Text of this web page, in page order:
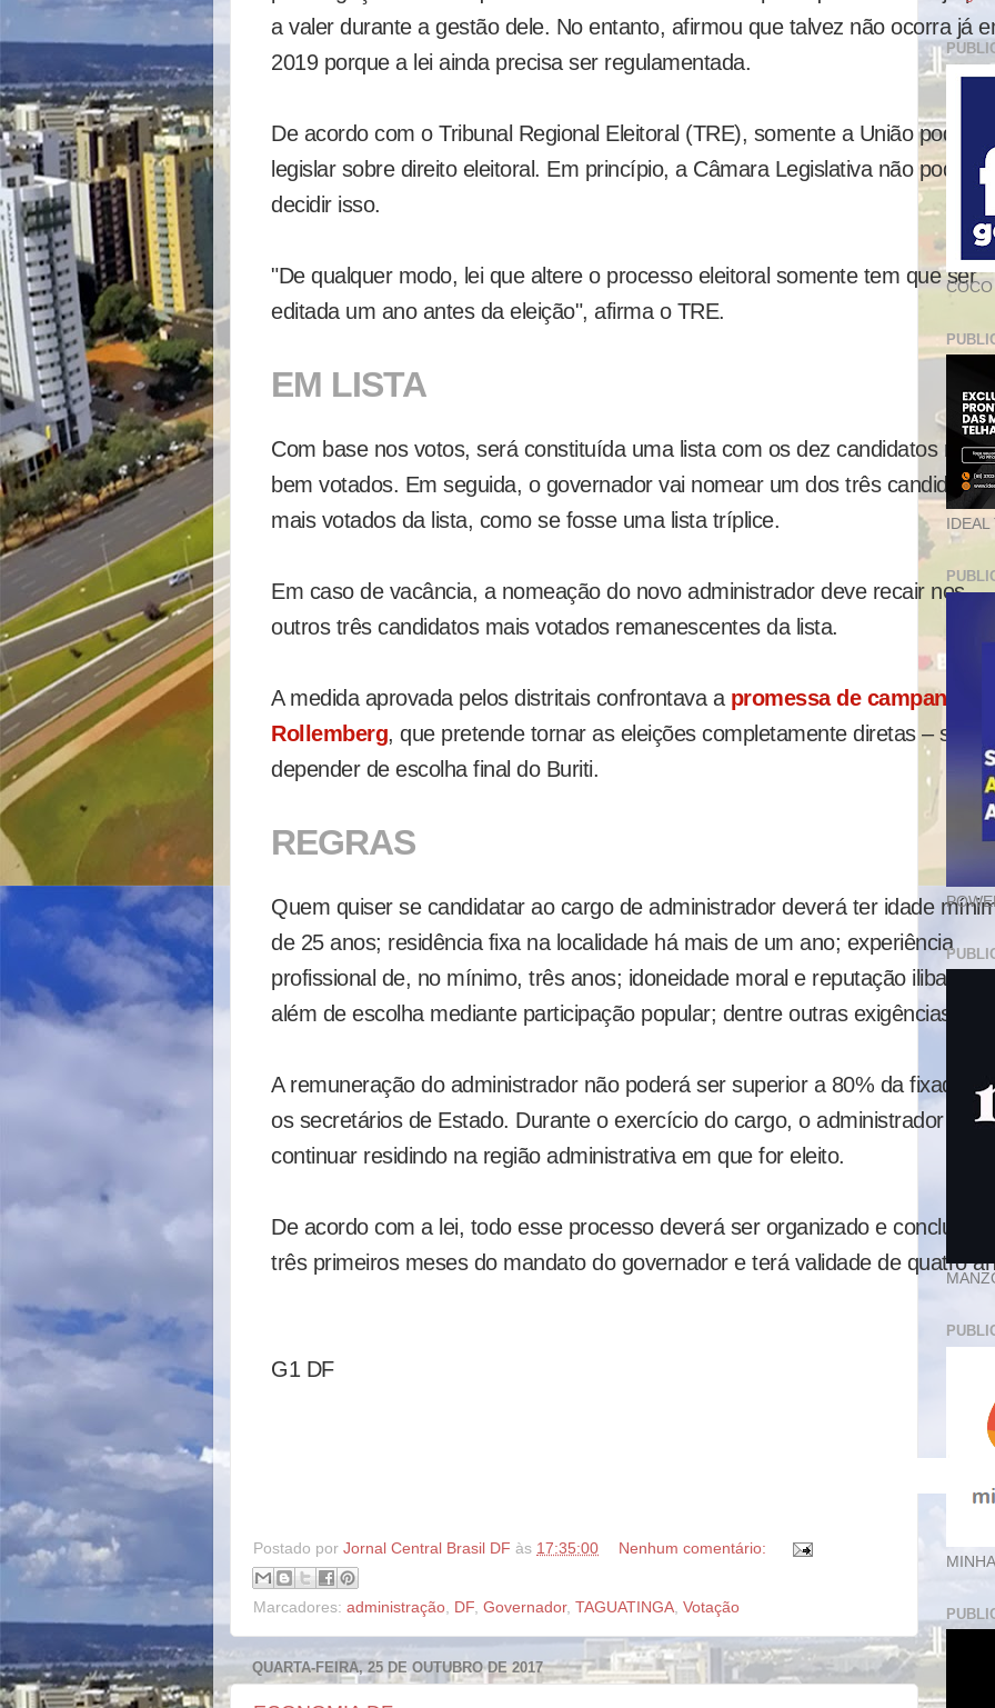
a valer durante a gestão dele. No entanto, afirmou que talvez não ocorra já
2019 porque a lei ainda precisa ser regulamentada.
De acordo com o Tribunal Regional Eleitoral (TRE), somente a União pode
legislar sobre direito eleitoral. Em princípio, a Câmara Legislativa não poderia
decidir isso.
"De qualquer modo, lei que altere o processo eleitoral somente tem que ser
editada um ano antes da eleição", afirma o TRE.
EM LISTA
Com base nos votos, será constituída uma lista com os dez candidatos mais
bem votados. Em seguida, o governador vai nomear um dos três candidatos
mais votados da lista, como se fosse uma lista tríplice.
Em caso de vacância, a nomeação do novo administrador deve recair nos
outros três candidatos mais votados remanescentes da lista.
A medida aprovada pelos distritais confrontava a promessa de campanha de
Rollemberg, que pretende tornar as eleições completamente diretas – sem
depender de escolha final do Buriti.
REGRAS
Quem quiser se candidatar ao cargo de administrador deverá ter idade
de 25 anos; residência fixa na localidade há mais de um ano; experiência
profissional de, no mínimo, três anos; idoneidade moral e reputação ilibada;
além de escolha mediante participação popular; dentre outras exigências.
A remuneração do administrador não poderá ser superior a 80% da fixada
os secretários de Estado. Durante o exercício do cargo, o administrador
continuar residindo na região administrativa em que for eleito.
De acordo com a lei, todo esse processo deverá ser organizado e concluído
três primeiros meses do mandato do governador e terá validade de quatro
G1 DF
Postado por Jornal Central Brasil DF às 17:35:00 Nenhum comentário:
Marcadores: administração, DF, Governador, TAGUATINGA, Votação
QUARTA-FEIRA, 25 DE OUTUBRO DE 2017